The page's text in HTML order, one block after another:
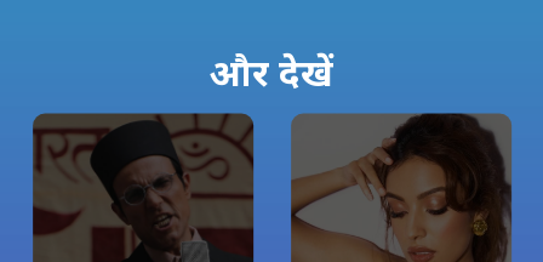
और देखें